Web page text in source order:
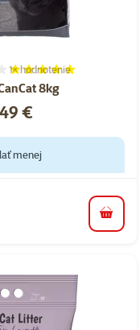
8kg
Hodnotenie 100%, počet
1×hodnotenie
€
menej
do